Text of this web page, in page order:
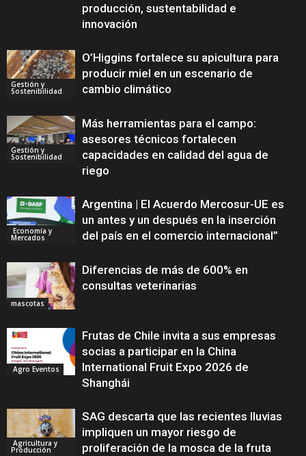
producción, sustentabilidad e
innovación
Gestión y
Sostenibilidad
O’Higgins fortalece su apicultura para
producir miel en un escenario de
cambio climático
Gestión y
Sostenibilidad
Más herramientas para el campo:
asesores técnicos fortalecen
capacidades en calidad del agua de
riego
Economía y
Mercados
Argentina | El Acuerdo Mercosur-UE es
un antes y un después en la inserción
del país en el comercio internacional”
mascotas
Diferencias de más de 600% en
consultas veterinarias
Agro Eventos
Frutas de Chile invita a sus empresas
socias a participar en la China
International Fruit Expo 2026 de
Shanghái
Agricultura y
Producción
SAG descarta que las recientes lluvias
impliquen un mayor riesgo de
proliferación de la mosca de la fruta